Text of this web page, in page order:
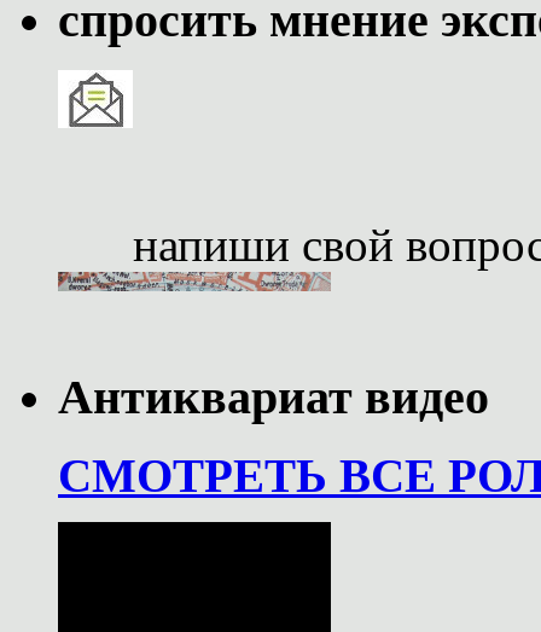
спросить мнение
напиши свой
Антиквариат видео
СМОТРЕТЬ ВСЕ